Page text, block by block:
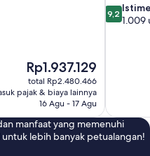
Harga
sekarang
Rp1.937.129
Rp1.937.129
total Rp2.480.466
pajak & biaya lainnya
16 Agu - 17 Agu
9.2
dari
9,2
1.009
manfaat yang memenuhi
lebih banyak petualangan!